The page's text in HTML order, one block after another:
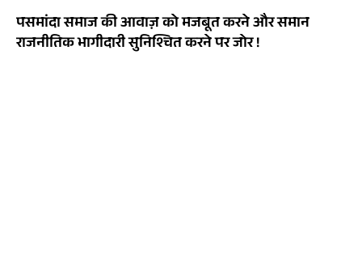
पसमांदा समाज की आवाज़ को मजबूत करने और समान
राजनीतिक भागीदारी सुनिश्चित करने पर जोर !